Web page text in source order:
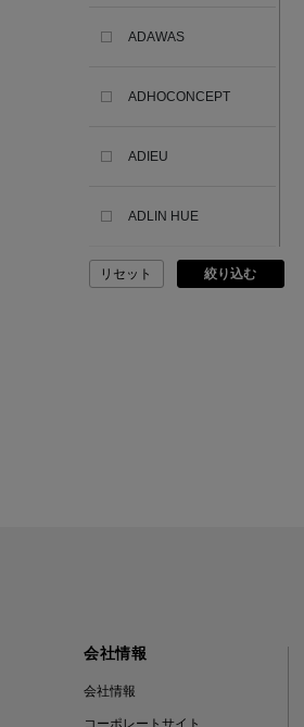
ADAWAS
ADHOCONCEPT
ADIEU
ADLIN HUE
ADVISORY BOARD
リセット 絞り込む
会社情報
会社情報